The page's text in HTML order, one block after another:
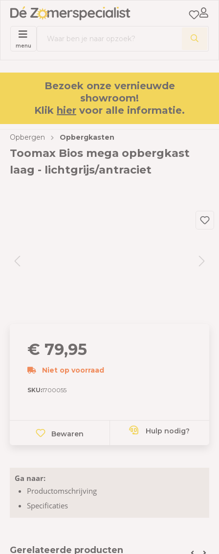
menu
Bezoek onze vernieuwde
showroom!
Klik hier voor alle informatie.
Opbergen Opbergkasten
Toomax Bios mega opbergkast
laag - lichtgrijs/antraciet
€ 79,95
Niet op voorraad
SKU:1700055
Bewaren Hulp nodig?
Ga naar:
Productomschrijving
Specificaties
Gerelateerde producten